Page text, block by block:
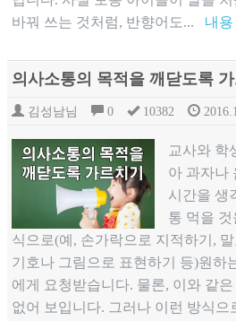
바꿔 쓰는 것처럼, 반향어도... 내용
의사소통의 목적을 깨닫도록 가
김성남님 0 10382
교사와 학
아 과자나
시간을 생
통 먹을
식으로(예, 손가락으로 지적하기,
기호나 그림으로 표현하기 등)원하
에게 요청받습니다. 물론, 이와 같은
없어 보입니다. 그러나 이런 방식으